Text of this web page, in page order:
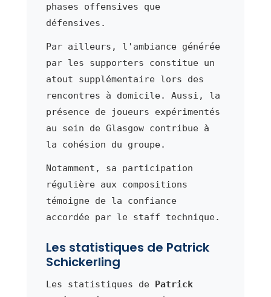
phases offensives que
défensives.
Par ailleurs, l'ambiance générée
par les supporters constitue un
atout supplémentaire lors des
rencontres à domicile. Aussi, la
présence de joueurs expérimentés
au sein de Glasgow contribue à
la cohésion du groupe.
Notamment, sa participation
régulière aux compositions
témoigne de la confiance
accordée par le staff technique.
Les statistiques de Patrick
Schickerling
Les statistiques de Patrick